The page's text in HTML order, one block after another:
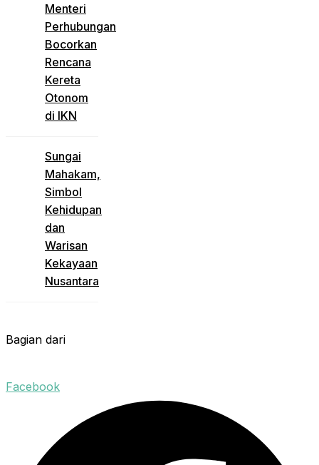
Menteri
Perhubungan
Bocorkan
Rencana
Kereta
Otonom
di IKN
Sungai
Mahakam,
Simbol
Kehidupan
dan
Warisan
Kekayaan
Nusantara
Bagian dari
Facebook